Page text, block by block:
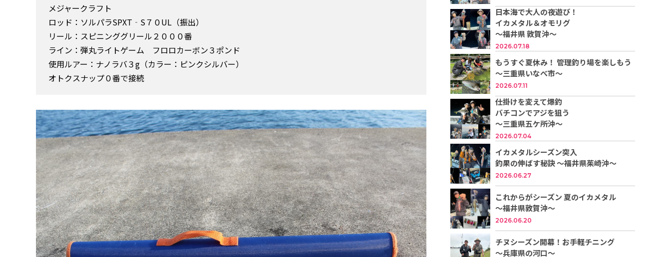
メジャークラフト
ロッド：ソルパラSPXT‐S７０UL（振出）
リール：スピニンググリール２０００番
ライン：弾丸ライトゲーム フロロカーボン３ポンド
使用ルアー：ナノラバ３g（カラー：ピンクシルバー）
オトクスナップ０番で接続
日本海で大人の夜遊び！
イカメタル＆オモリグ
〜福井県 敦賀沖〜
2026.07.18
もうすぐ夏休み！ 管理釣り場を楽しもう
～三重県いなべ市～
2026.07.11
仕掛けを変えて爆釣
バチコンでアジを狙う
～三重県五ケ所沖～
2026.07.04
イカメタルシーズン突入
釣果の伸ばす秘訣 ～福井県茱崎沖～
2026.06.27
これからがシーズン 夏のイカメタル
～福井県敦賀沖～
2026.06.20
チヌシーズン開幕！お手軽チニング
～兵庫県の河口～